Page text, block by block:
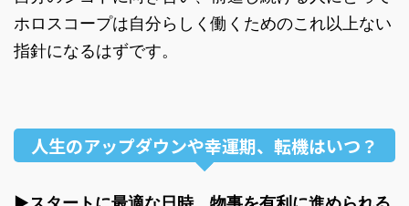
ホロスコープは自分らしく働くためのこれ以上ない
指針になるはずです。
人生のアップダウンや幸運期、転機はいつ？